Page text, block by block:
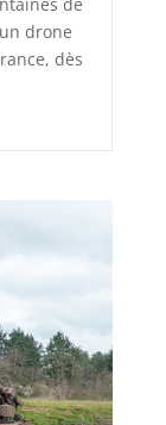
drone
dès